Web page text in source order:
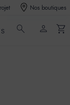
Nos boutiques
search person shopping_cart